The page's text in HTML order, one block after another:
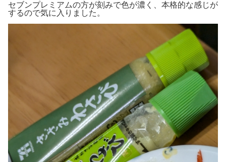
セブンプレミアムの方が刻みで色が濃く、本格的な感じが
するので気に入りました。